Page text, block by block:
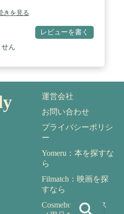
×4 ・股間部にファスナー ・
注意点】生産や入荷時期に
生産国、付属品等が異なる場
品の検品時に包装を一時開封
・軽微の汚れやシミ、キ
きを見る
レビューを書く
ん
search
運営会社
お問い合わせ
プライバシーポリシ
ー
Yomeru：本を探すな
ら
Filmatch：映画を探
すなら
Cosmebuddy：コス